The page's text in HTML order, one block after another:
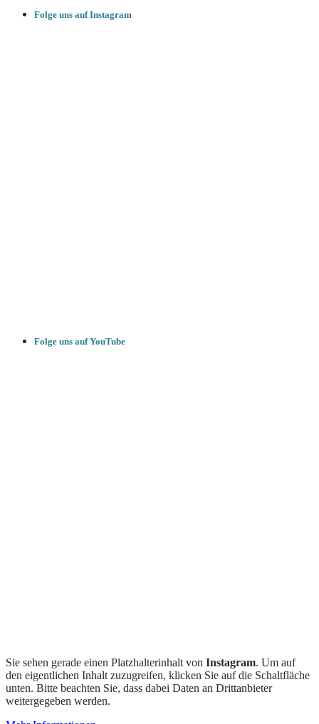
Folge uns auf Instagram
Folge uns auf YouTube
Sie sehen gerade einen Platzhalterinhalt von Instagram. Um auf
den eigentlichen Inhalt zuzugreifen, klicken Sie auf die Schaltfläche
unten. Bitte beachten Sie, dass dabei Daten an Drittanbieter
weitergegeben werden.